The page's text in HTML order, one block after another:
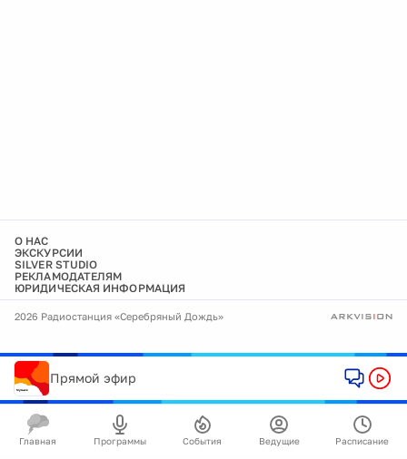
О НАС
ЭКСКУРСИИ
SILVER STUDIO
РЕКЛАМОДАТЕЛЯМ
ЮРИДИЧЕСКАЯ ИНФОРМАЦИЯ
2026 Радиостанция «Серебряный Дождь»
Прямой эфир
Главная Программы События Ведущие Расписание